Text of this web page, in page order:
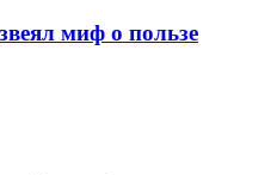
миф о пользе